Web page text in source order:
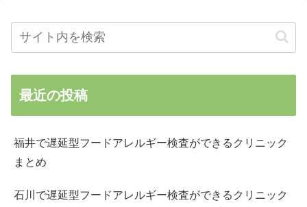
最近の投稿
福井で遅延型フードアレルギー検査ができるクリニック
まとめ
石川で遅延型フードアレルギー検査ができるクリニック